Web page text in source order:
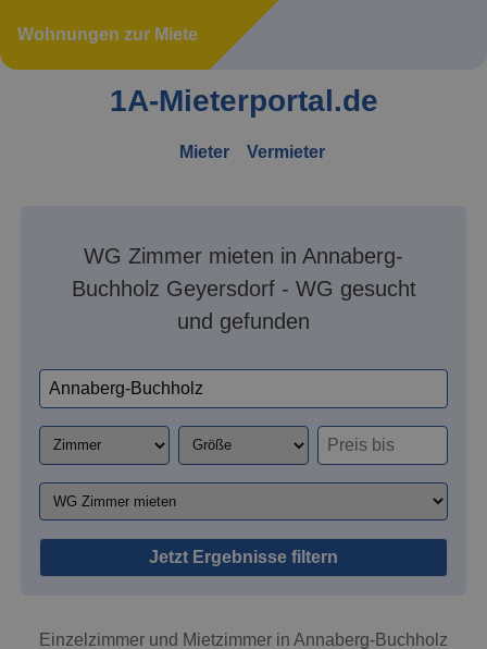
Wohnungen zur Miete
1A-Mieterportal.de
Mieter Vermieter
WG Zimmer mieten in Annaberg-
Buchholz Geyersdorf - WG gesucht
und gefunden
Jetzt Ergebnisse filtern
Einzelzimmer und Mietzimmer in Annaberg-Buchholz